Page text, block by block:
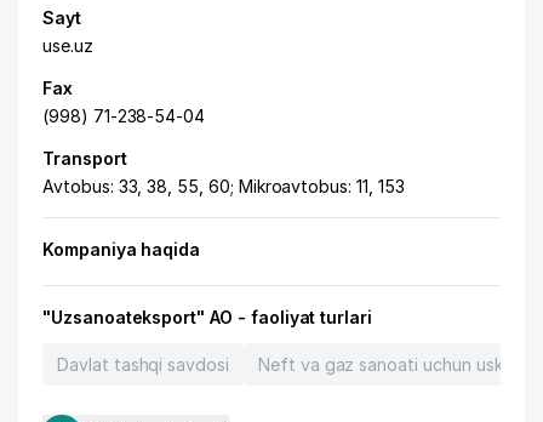
Sayt
use.uz
Fax
(998) 71-238-54-04
Transport
Avtobus: 33, 38, 55, 60; Mikroavtobus: 11, 153
Kompaniya haqida
"Uzsanoateksport" AO - faoliyat turlari
Davlat tashqi savdosi Neft va gaz sanoati uchun